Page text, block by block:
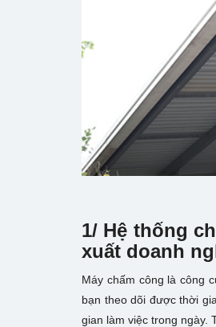
1/ Hệ thống
xuất doanh
Máy chấm công là công
bạn theo dõi được thời
gian làm việc trong ngày.